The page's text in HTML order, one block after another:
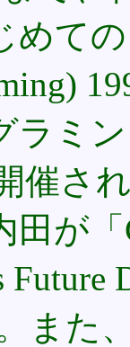
ての
ラミ
催さ
が「
また